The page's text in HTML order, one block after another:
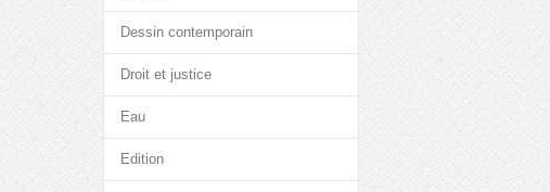
Dessin contemporain
Droit et justice
Eau
Edition